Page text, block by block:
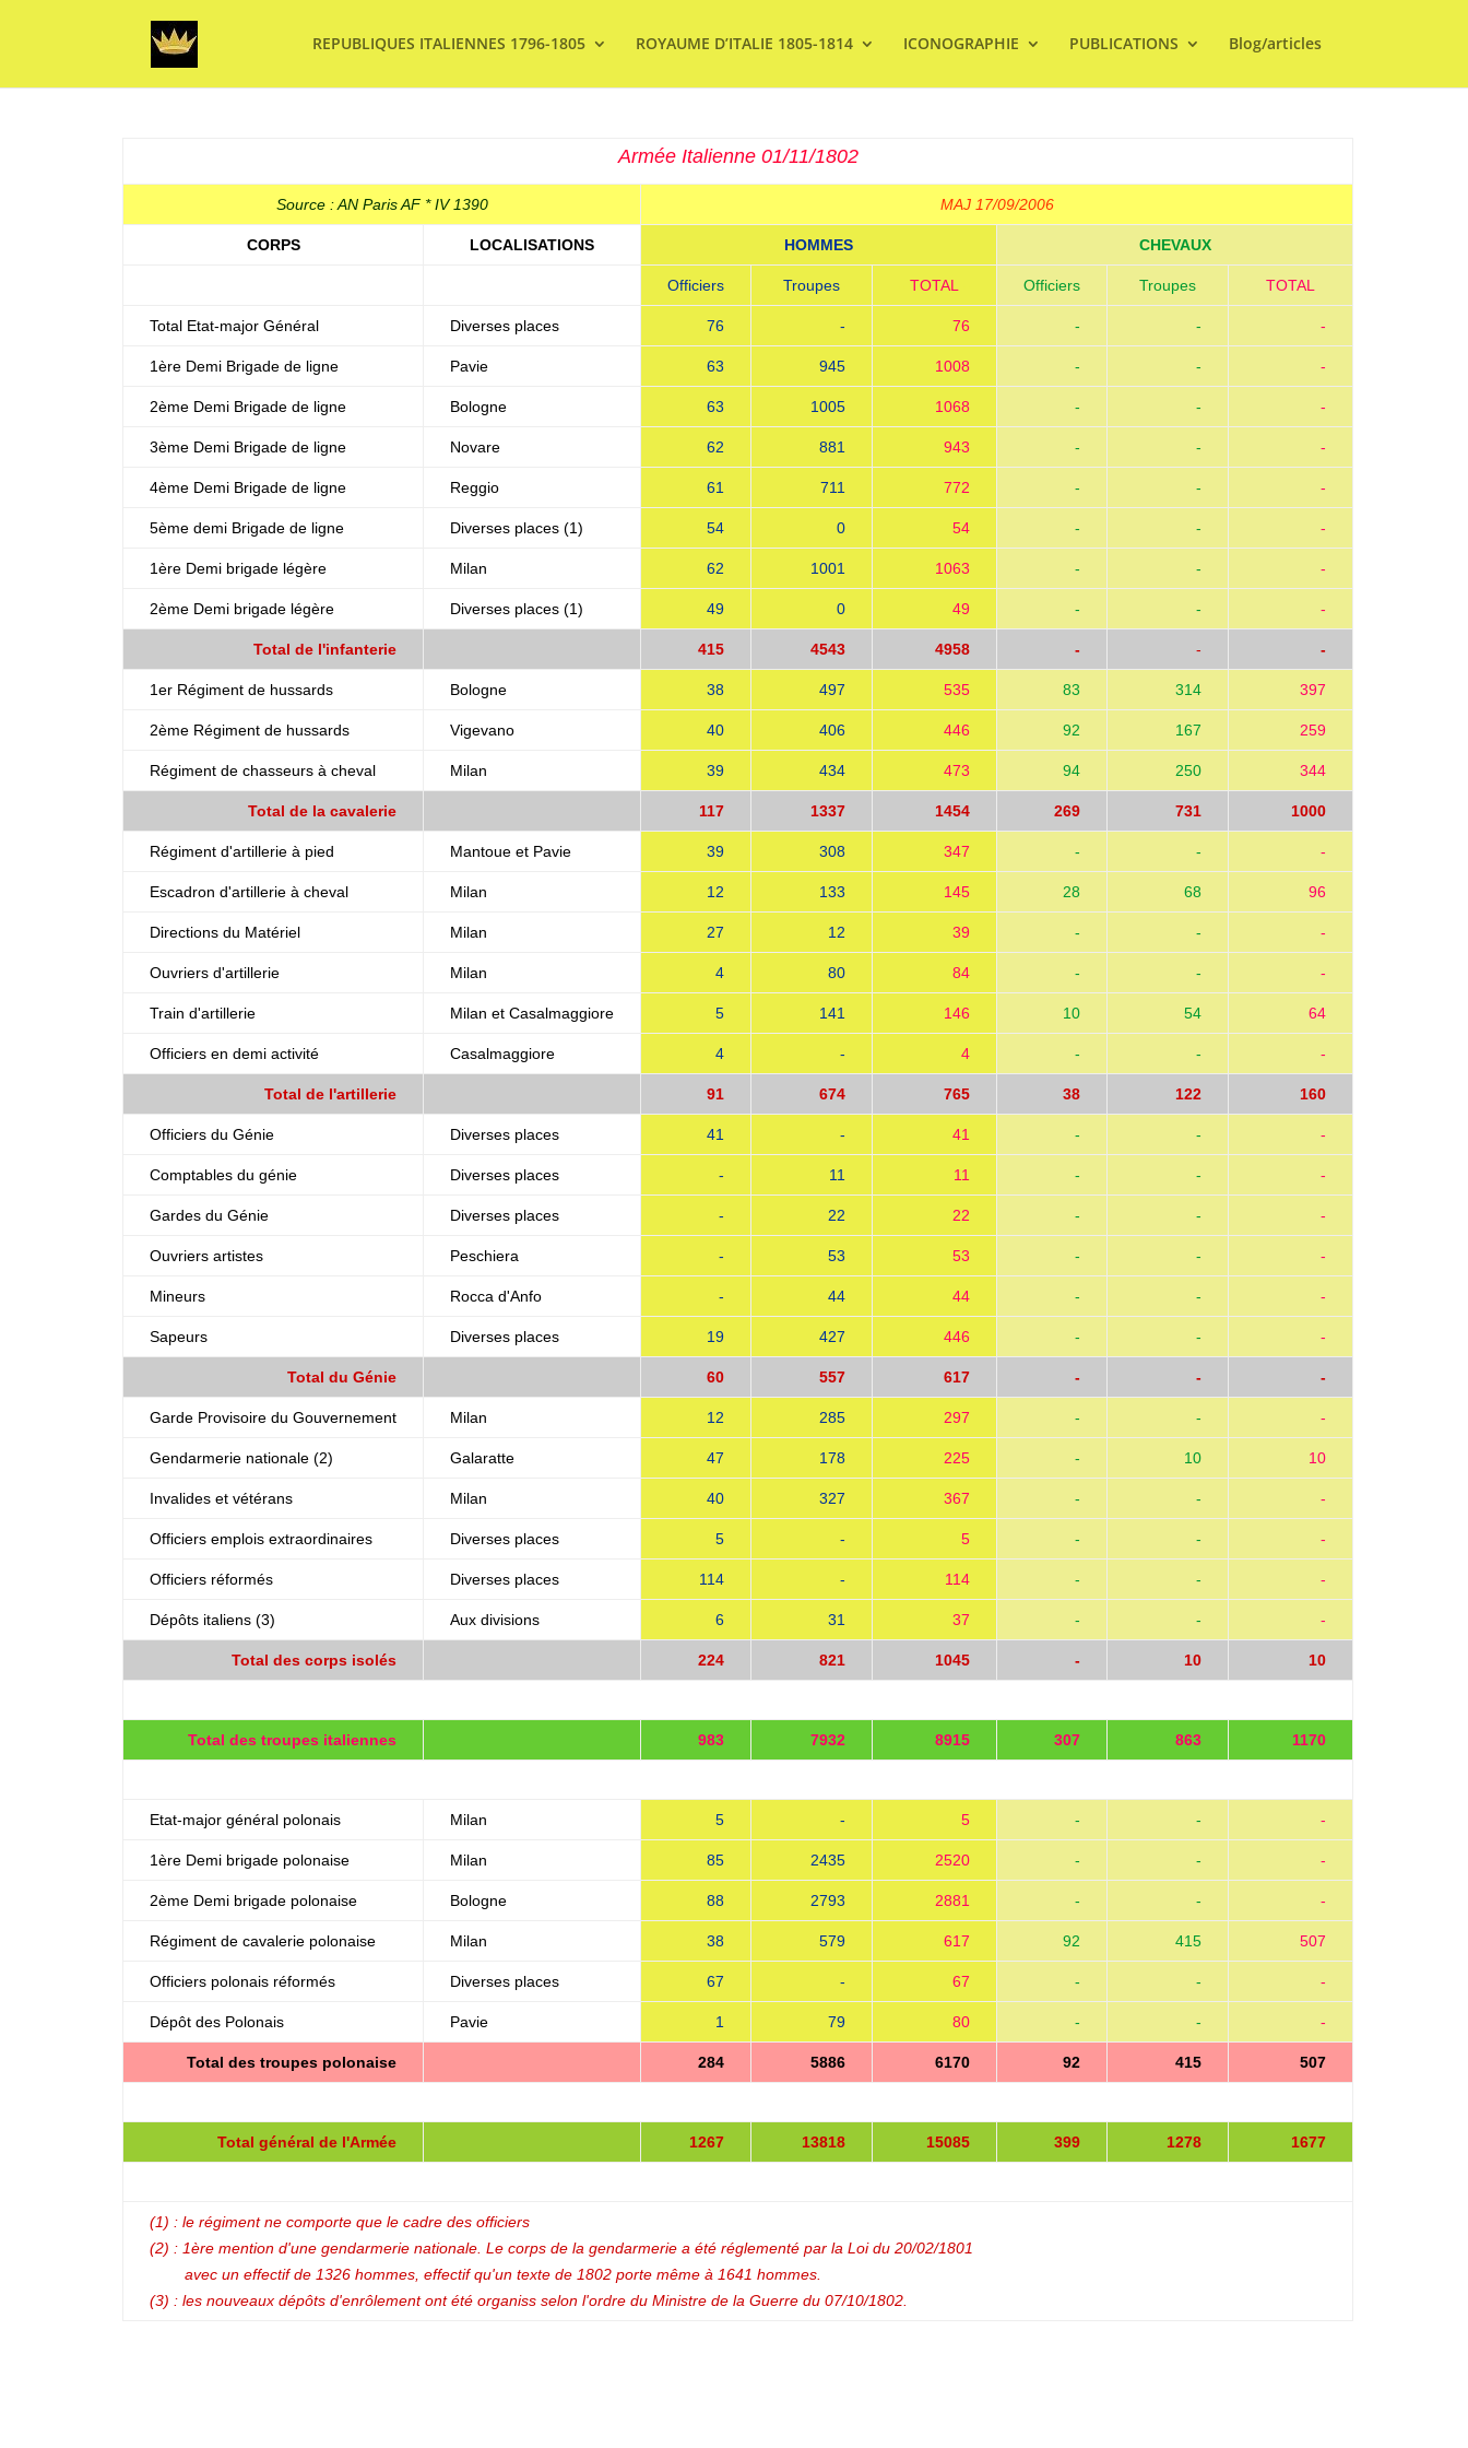
REPUBLIQUES ITALIENNES 1796-1805 ROYAUME D’ITALIE 1805-1814 ICONOGRAPHIE PUBLICATIONS Blog/articles
Armée Italienne 01/11/1802
Source : AN Paris AF * IV 1390 MAJ 17/09/2006
CORPS LOCALISATIONS HOMMES CHEVAUX
Officiers Troupes TOTAL Officiers Troupes TOTAL
Total Etat-major Général Diverses places 76 - 76 - - -
1ère Demi Brigade de ligne Pavie 63 945 1008 - - -
2ème Demi Brigade de ligne Bologne 63 1005 1068 - - -
3ème Demi Brigade de ligne Novare 62 881 943 - - -
4ème Demi Brigade de ligne Reggio 61 711 772 - - -
5ème demi Brigade de ligne Diverses places (1) 54 0 54 - - -
1ère Demi brigade légère Milan 62 1001 1063 - - -
2ème Demi brigade légère Diverses places (1) 49 0 49 - - -
Total de l'infanterie 415 4543 4958 - - -
1er Régiment de hussards Bologne 38 497 535 83 314 397
2ème Régiment de hussards Vigevano 40 406 446 92 167 259
Régiment de chasseurs à cheval Milan 39 434 473 94 250 344
Total de la cavalerie 117 1337 1454 269 731 1000
Régiment d'artillerie à pied Mantoue et Pavie 39 308 347 - - -
Escadron d'artillerie à cheval Milan 12 133 145 28 68 96
Directions du Matériel Milan 27 12 39 - - -
Ouvriers d'artillerie Milan 4 80 84 - - -
Train d'artillerie Milan et Casalmaggiore 5 141 146 10 54 64
Officiers en demi activité Casalmaggiore 4 - 4 - - -
Total de l'artillerie 91 674 765 38 122 160
Officiers du Génie Diverses places 41 - 41 - - -
Comptables du génie Diverses places - 11 11 - - -
Gardes du Génie Diverses places - 22 22 - - -
Ouvriers artistes Peschiera - 53 53 - - -
Mineurs Rocca d'Anfo - 44 44 - - -
Sapeurs Diverses places 19 427 446 - - -
Total du Génie 60 557 617 - - -
Garde Provisoire du Gouvernement Milan 12 285 297 - - -
Gendarmerie nationale (2) Galaratte 47 178 225 - 10 10
Invalides et vétérans Milan 40 327 367 - - -
Officiers emplois extraordinaires Diverses places 5 - 5 - - -
Officiers réformés Diverses places 114 - 114 - - -
Dépôts italiens (3) Aux divisions 6 31 37 - - -
Total des corps isolés 224 821 1045 - 10 10
Total des troupes italiennes 983 7932 8915 307 863 1170
Etat-major général polonais Milan 5 - 5 - - -
1ère Demi brigade polonaise Milan 85 2435 2520 - - -
2ème Demi brigade polonaise Bologne 88 2793 2881 - - -
Régiment de cavalerie polonaise Milan 38 579 617 92 415 507
Officiers polonais réformés Diverses places 67 - 67 - - -
Dépôt des Polonais Pavie 1 79 80 - - -
Total des troupes polonaise 284 5886 6170 92 415 507
Total général de l'Armée 1267 13818 15085 399 1278 1677
(1) : le régiment ne comporte que le cadre des officiers
(2) : 1ère mention d'une gendarmerie nationale. Le corps de la gendarmerie a été réglementé par la Loi du 20/02/1801
avec un effectif de 1326 hommes, effectif qu'un texte de 1802 porte même à 1641 hommes.
(3) : les nouveaux dépôts d'enrôlement ont été organiss selon l'ordre du Ministre de la Guerre du 07/10/1802.